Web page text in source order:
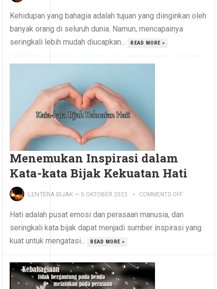
Kehidupan yang bahagia adalah tujuan yang diinginkan oleh
banyak orang di seluruh dunia. Namun, mencapainya
seringkali lebih mudah diucapkan...
READ MORE »
Menemukan Inspirasi dalam
Kata-kata Bijak Kekuatan Hati
LENTERA BIJAK — 5 OKTOBER 2023 COMMENTS OFF
Hati adalah pusat emosi dan perasaan manusia, dan
seringkali kata bijak dapat menjadi sumber inspirasi yang
kuat untuk mengatasi...
READ MORE »